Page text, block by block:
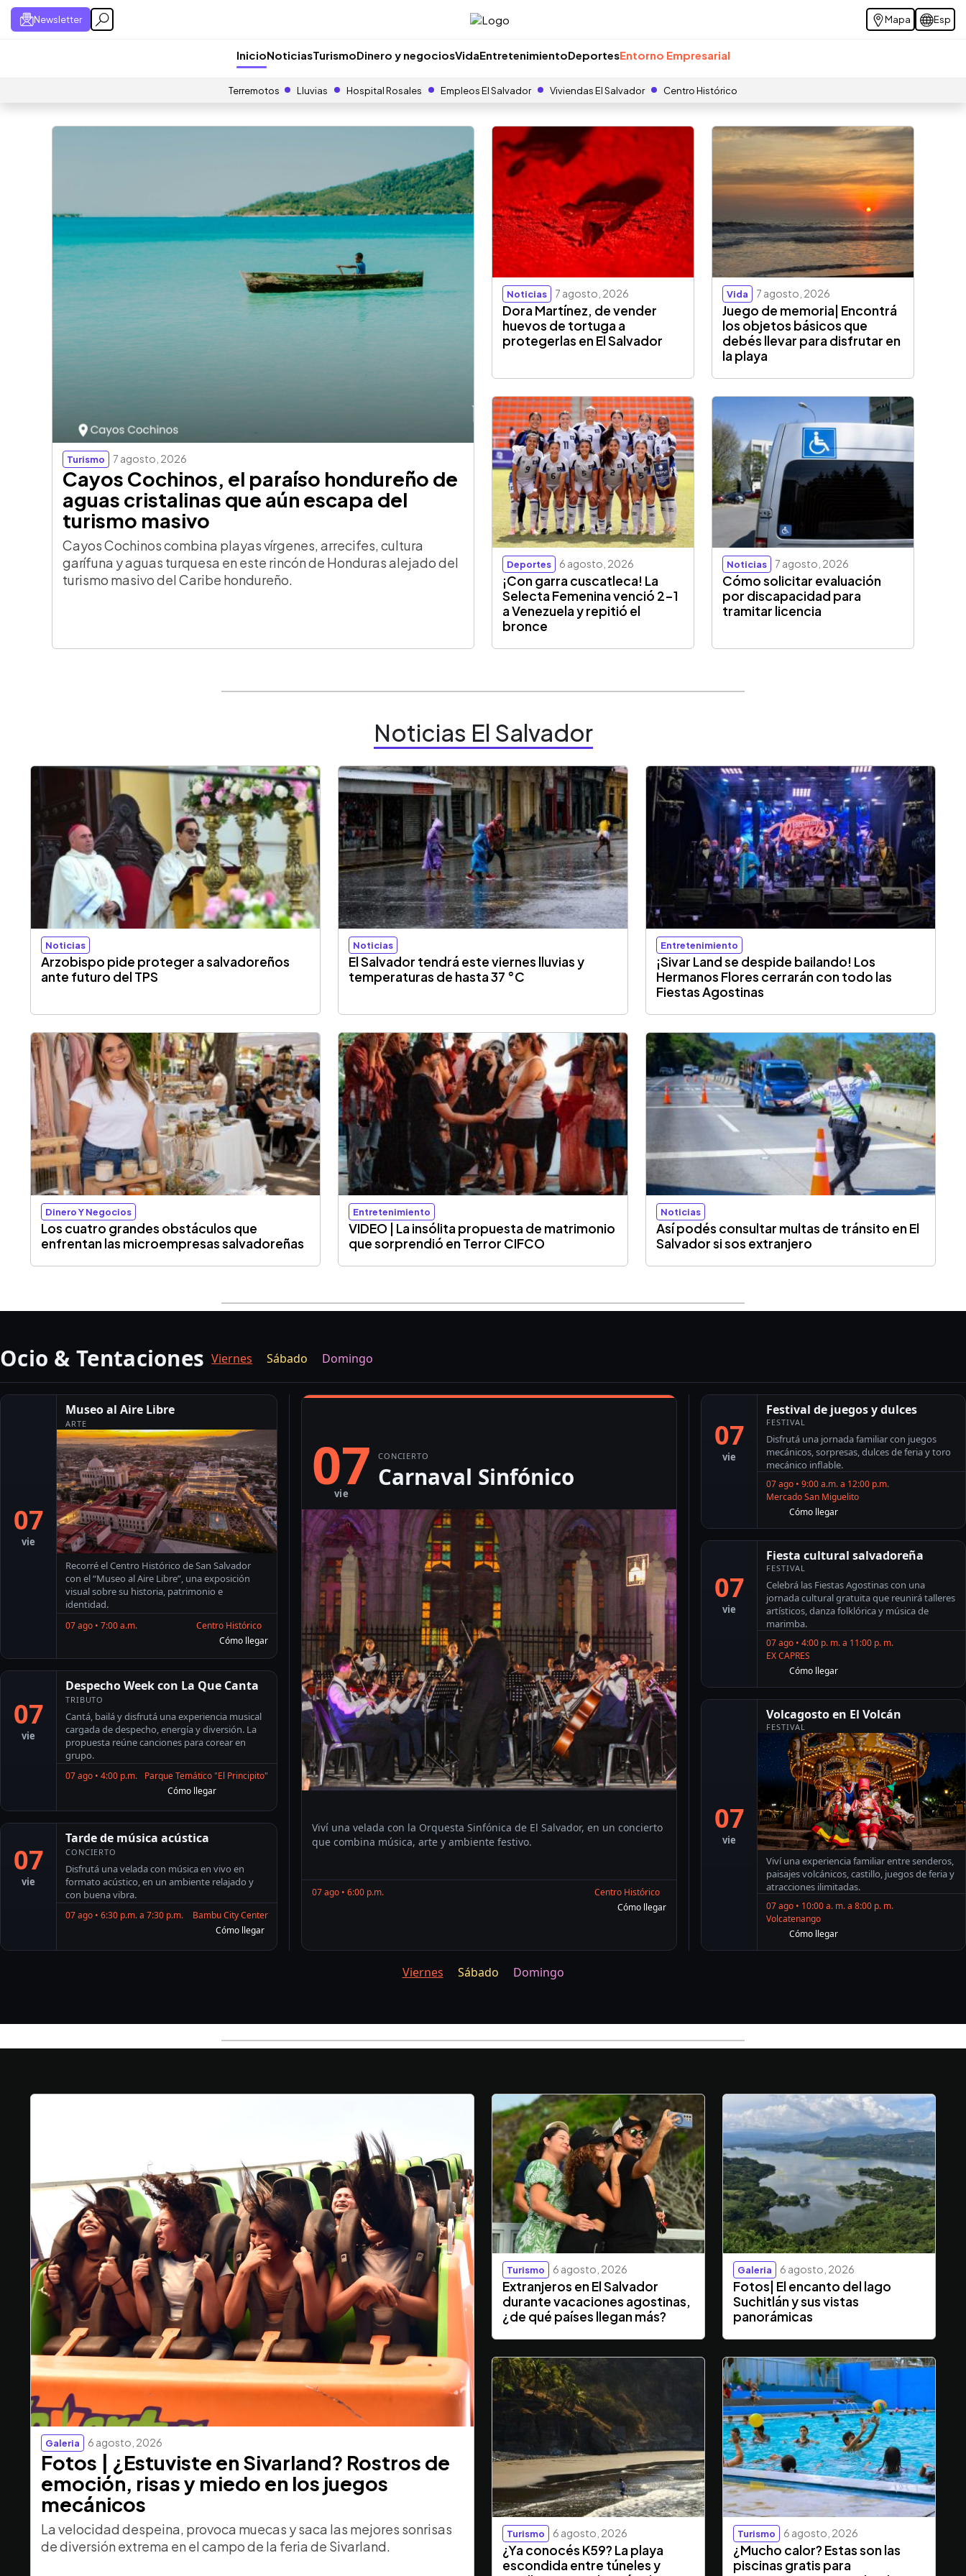
Newsletter Mapa Esp
InicioNoticiasTurismoDinero y negociosVidaEntretenimientoDeportesEntorno Empresarial
Terremotos Lluvias Hospital Rosales Empleos El Salvador Viviendas El Salvador Centro Histórico
Turismo 7 agosto, 2026
Cayos Cochinos, el paraíso hondureño de
aguas cristalinas que aún escapa del
turismo masivo
Cayos Cochinos combina playas vírgenes, arrecifes, cultura
garífuna y aguas turquesa en este rincón de Honduras alejado del
turismo masivo del Caribe hondureño.
Noticias 7 agosto, 2026
Dora Martínez, de vender
huevos de tortuga a
protegerlas en El Salvador
Vida 7 agosto, 2026
Juego de memoria| Encontrá
los objetos básicos que
debés llevar para disfrutar en
la playa
Deportes 6 agosto, 2026
¡Con garra cuscatleca! La
Selecta Femenina venció 2-1
a Venezuela y repitió el
bronce
Noticias 7 agosto, 2026
Cómo solicitar evaluación
por discapacidad para
tramitar licencia
Noticias El Salvador
Noticias
Arzobispo pide proteger a salvadoreños
ante futuro del TPS
Noticias
El Salvador tendrá este viernes lluvias y
temperaturas de hasta 37 °C
Entretenimiento
¡Sivar Land se despide bailando! Los
Hermanos Flores cerrarán con todo las
Fiestas Agostinas
Dinero Y Negocios
Los cuatro grandes obstáculos que
enfrentan las microempresas salvadoreñas
Entretenimiento
VIDEO | La insólita propuesta de matrimonio
que sorprendió en Terror CIFCO
Noticias
Así podés consultar multas de tránsito en El
Salvador si sos extranjero
Galeria 6 agosto, 2026
Fotos | ¿Estuviste en Sivarland? Rostros de
emoción, risas y miedo en los juegos
mecánicos
La velocidad despeina, provoca muecas y saca las mejores sonrisas
de diversión extrema en el campo de la feria de Sivarland.
Turismo 6 agosto, 2026
Extranjeros en El Salvador
durante vacaciones agostinas,
¿de qué países llegan más?
Galeria 6 agosto, 2026
Fotos| El encanto del lago
Suchitlán y sus vistas
panorámicas
Turismo 6 agosto, 2026
¿Ya conocés K59? La playa
escondida entre túneles y
Turismo 6 agosto, 2026
¿Mucho calor? Estas son las
piscinas gratis para